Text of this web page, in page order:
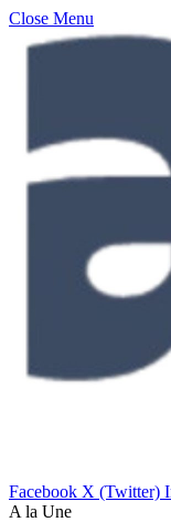
Close Menu
Facebook X (Twitter)
A la Une